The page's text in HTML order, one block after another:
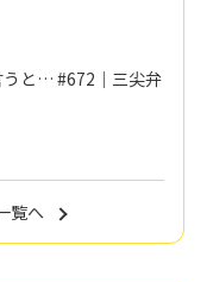
うと… #672｜三尖弁
覧へ